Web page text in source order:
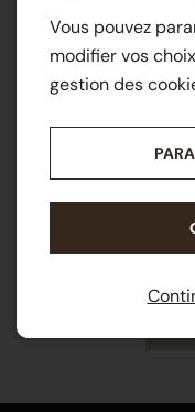
Vous pouvez
modifier vos
gestion des